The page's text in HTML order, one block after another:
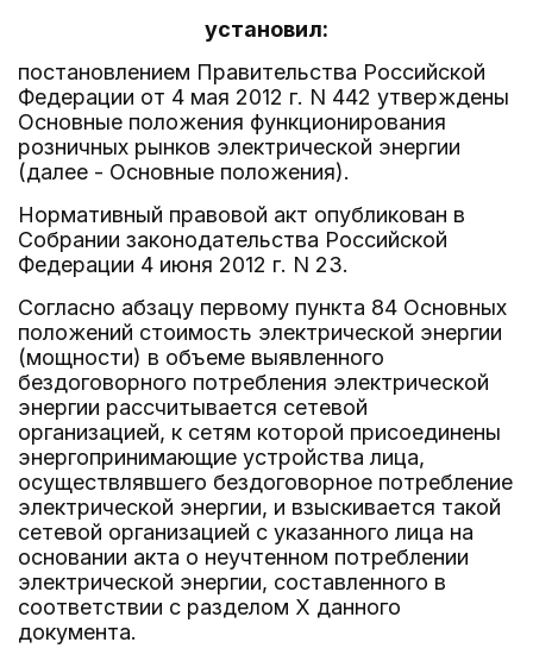
установил:
постановлением Правительства Российской
Федерации от 4 мая 2012 г. N 442 утверждены
Основные положения функционирования
розничных рынков электрической энергии
(далее - Основные положения).
Нормативный правовой акт опубликован в
Собрании законодательства Российской
Федерации 4 июня 2012 г. N 23.
Согласно абзацу первому пункта 84 Основных
положений стоимость электрической энергии
(мощности) в объеме выявленного
бездоговорного потребления электрической
энергии рассчитывается сетевой
организацией, к сетям которой присоединены
энергопринимающие устройства лица,
осуществлявшего бездоговорное потребление
электрической энергии, и взыскивается такой
сетевой организацией с указанного лица на
основании акта о неучтенном потреблении
электрической энергии, составленного в
соответствии с разделом X данного
документа.